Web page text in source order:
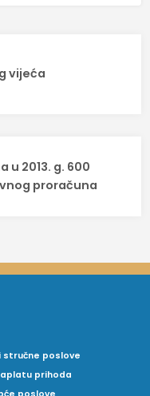
vijeća
2013. g. 600
proračuna
stručne poslove
prihoda